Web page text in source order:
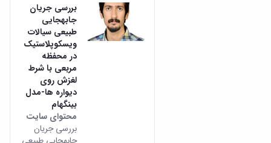
بررسی جریان
جابه­جایی
طبیعی سیالات
ویسکوپلاستیک
در محفظه
مربعی با شرط
لغزش روی
دیواره ها-مدل
بینگهام
محتوای سایت
بررسی جریان